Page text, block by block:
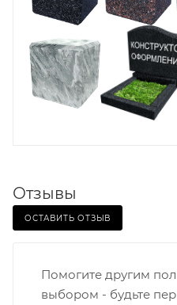
Отзывы
ОСТАВИТЬ ОТЗЫВ
Помогите другим
выбором - будьте